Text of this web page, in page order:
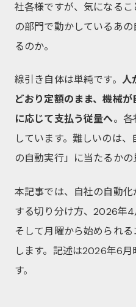
社各様ですが、気になる
の部門で動かしているあ
るのか。
線引き自体は単純です。 人
どおり定額のまま、機械
に応じて支払う従量へ。各
しています。難しいのは
の自動実行」に当たるかの
本記事では、自社の自動
する切り分け方、2026年4
そして月曜から始められ
します。記述は2026年6
す。